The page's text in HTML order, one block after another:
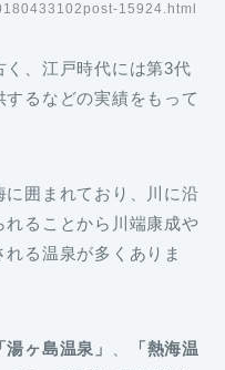
15924.html
、江戸時代には第3代
るなどの実績をもって
に囲まれており、川に沿
れることから川端康成や
る温泉が多くありま
「湯ヶ島温泉」
「熱海温